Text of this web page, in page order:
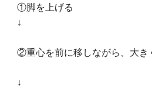
①脚を上げる
↓
②重心を前に移しながら、大き
↓